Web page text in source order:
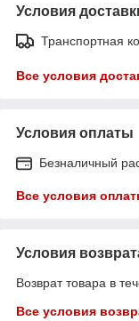
Условия
Транспортная
Все условия
Условия оплаты
Безналичный
Все условия
Условия
Возврат товара в
Все условия